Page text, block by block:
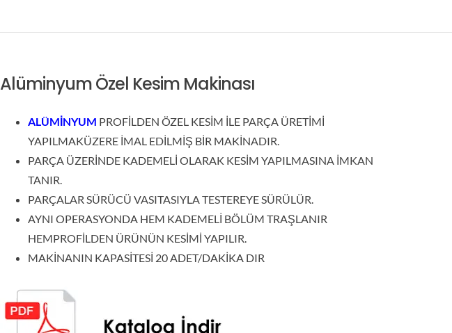
Alüminyum Özel Kesim Makinası
ALÜMİNYUM PROFİLDEN ÖZEL KESİM İLE PARÇA ÜRETİMİ
YAPILMAKÜZERE İMAL EDİLMİŞ BİR MAKİNADIR.
PARÇA ÜZERİNDE KADEMELİ OLARAK KESİM YAPILMASINA İMKAN
TANIR.
PARÇALAR SÜRÜCÜ VASITASIYLA TESTEREYE SÜRÜLÜR.
AYNI OPERASYONDA HEM KADEMELİ BÖLÜM TRAŞLANIR
HEMPROFİLDEN ÜRÜNÜN KESİMİ YAPILIR.
MAKİNANIN KAPASİTESİ 20 ADET/DAKİKA DIR